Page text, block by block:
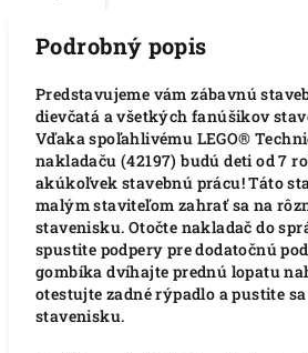
Podrobný popis
Predstavujeme vám zábavnú
dievčatá a všetkých fanúšikov
Vďaka spoľahlivému LEGO®
nakladaču (42197) budú deti od 7
akúkoľvek stavebnú prácu! Táto
malým staviteľom zahrať sa na
stavenisku. Otočte nakladač do
spustite podpery pre dodatočnú
gombíka dvíhajte prednú lopatu
otestujte zadné rýpadlo a pustite
stavenisku.